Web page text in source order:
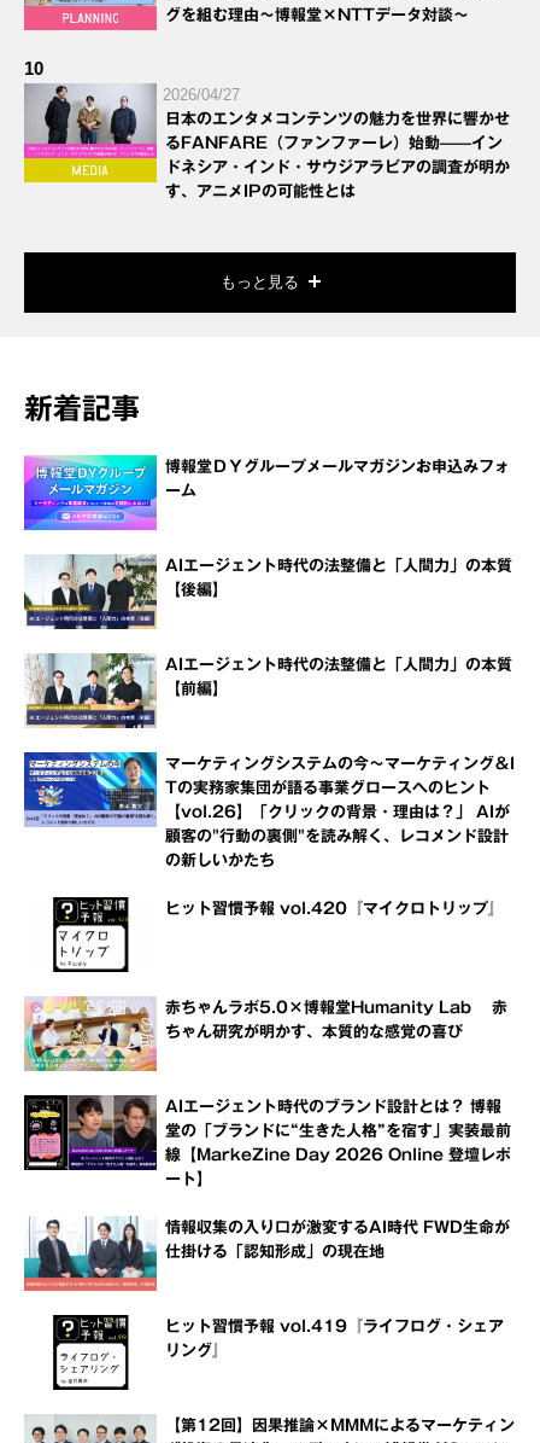
グを組む理由～博報堂×NTTデータ対談～
10
2026/04/27
日本のエンタメコンテンツの魅力を世界に響かせ
るFANFARE（ファンファーレ）始動——イン
ドネシア・インド・サウジアラビアの調査が明か
す、アニメIPの可能性とは
もっと見る
新着記事
博報堂ＤＹグループメールマガジンお申込みフォ
ーム
AIエージェント時代の法整備と「人間力」の本質
【後編】
AIエージェント時代の法整備と「人間力」の本質
【前編】
マーケティングシステムの今～マーケティング＆I
Tの実務家集団が語る事業グロースへのヒント
【vol.26】「クリックの背景・理由は？」 AIが
顧客の"行動の裏側"を読み解く、レコメンド設計
の新しいかたち
ヒット習慣予報 vol.420『マイクロトリップ』
赤ちゃんラボ5.0×博報堂Humanity Lab 赤
ちゃん研究が明かす、本質的な感覚の喜び
AIエージェント時代のブランド設計とは？ 博報
堂の「ブランドに“生きた人格”を宿す」実装最前
線【MarkeZine Day 2026 Online 登壇レポ
ート】
情報収集の入り口が激変するAI時代 FWD生命が
仕掛ける「認知形成」の現在地
ヒット習慣予報 vol.419『ライフログ・シェア
リング』
【第12回】因果推論×MMMによるマーケティン